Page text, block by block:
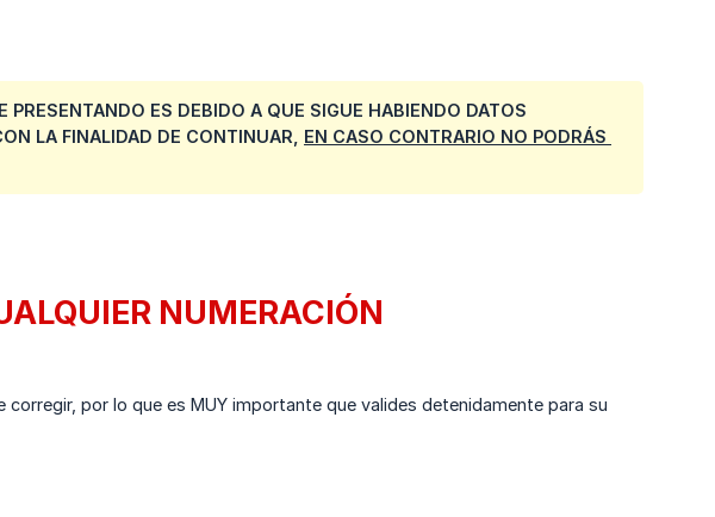
ES DEBIDO A QUE SIGUE HABIENDO DATOS
LA FINALIDAD DE CONTINUAR, EN CASO CONTRARIO NO PODRÁS
NUMERACIÓN
por lo que es MUY importante que valides detenidamente para su